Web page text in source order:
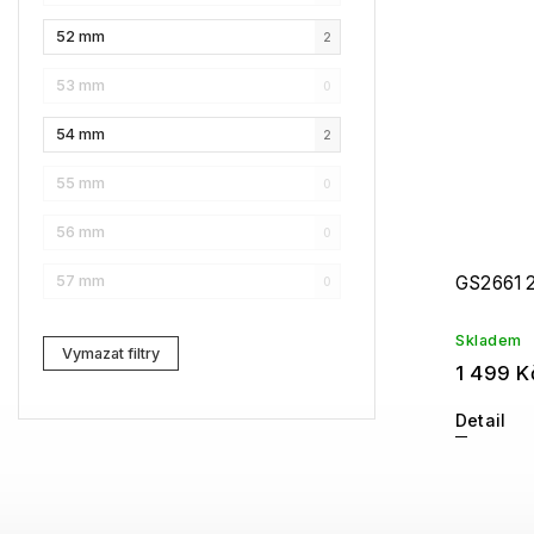
NAUTICA 3
Lacoste 2
Kenzo 0
Carrera 3
G-Star RAW 4
Jil Sander 1
Marc Jacobs
52 mm 2
53 mm 0
54 mm 2
55 mm 0
56 mm 0
57 mm 0
Vymazat filtry
GS2661
Skladem
1 499
Detail